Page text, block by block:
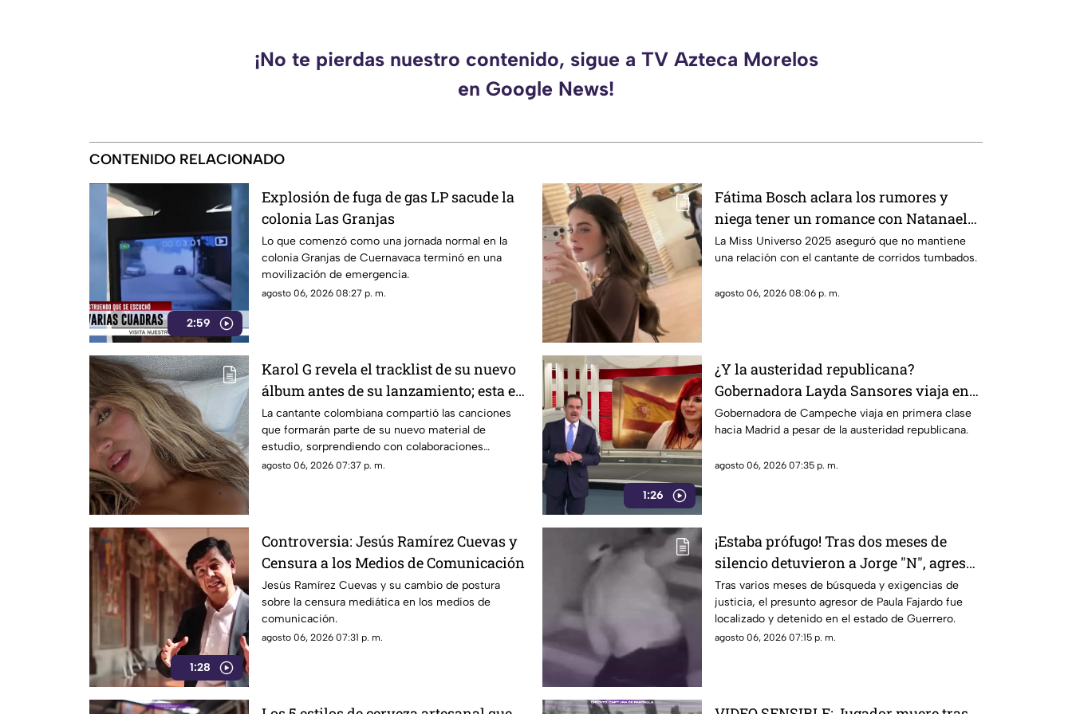
¡No te pierdas nuestro contenido, sigue a TV Azteca Morelos
en Google News!
CONTENIDO RELACIONADO
2:59
Explosión de fuga de gas LP sacude la
colonia Las Granjas
Lo que comenzó como una jornada normal en la
colonia Granjas de Cuernavaca terminó en una
movilización de emergencia.
agosto 06, 2026 08:27 p. m.
Fátima Bosch aclara los rumores y
niega tener un romance con Natanael
Cano
La Miss Universo 2025 aseguró que no mantiene
una relación con el cantante de corridos tumbados.
agosto 06, 2026 08:06 p. m.
Karol G revela el tracklist de su nuevo
álbum antes de su lanzamiento; esta es
la lista completa
La cantante colombiana compartió las canciones
que formarán parte de su nuevo material de
estudio, sorprendiendo con colaboraciones
internacionales.
agosto 06, 2026 07:37 p. m.
1:26
¿Y la austeridad republicana?
Gobernadora Layda Sansores viaja en
primera clase hacia Madrid
Gobernadora de Campeche viaja en primera clase
hacia Madrid a pesar de la austeridad republicana.
agosto 06, 2026 07:35 p. m.
1:28
Controversia: Jesús Ramírez Cuevas y
Censura a los Medios de Comunicación
Jesús Ramírez Cuevas y su cambio de postura
sobre la censura mediática en los medios de
comunicación.
agosto 06, 2026 07:31 p. m.
¡Estaba prófugo! Tras dos meses de
silencio detuvieron a Jorge "N", agresor
de Paula
Tras varios meses de búsqueda y exigencias de
justicia, el presunto agresor de Paula Fajardo fue
localizado y detenido en el estado de Guerrero.
agosto 06, 2026 07:15 p. m.